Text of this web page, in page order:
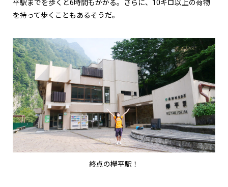
平駅までを歩くと6時間もかかる。さらに、10キロ以上の荷物
を持って歩くこともあるそうだ。
終点の欅平駅！